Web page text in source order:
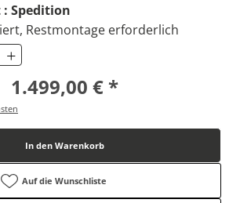
Spedition
Restmontage erforderlich
+
1.499,00 € *
In den Warenkorb
Auf die Wunschliste